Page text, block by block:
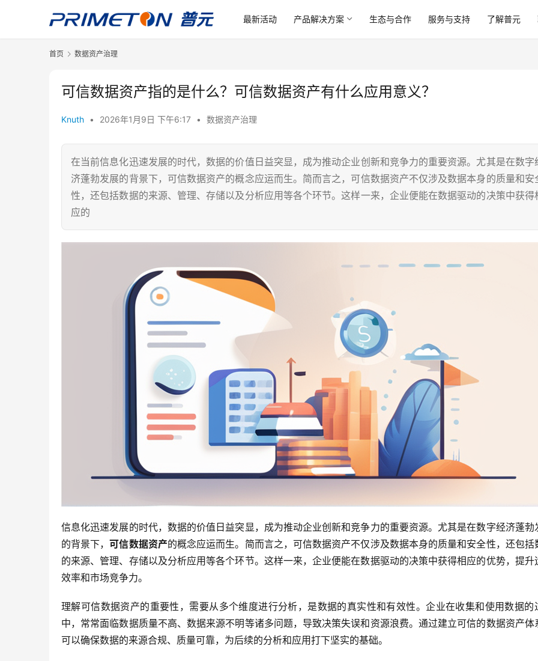
最新活动 产品解决方案 生态与合作 服务与支持 了解普元
首页 数据资产治理
可信数据资产指的是什么？可信数据资产有什么应用意义？
Knuth • 2026年1月9日 下午6:17 • 数据资产治理
在当前信息化迅速发展的时代，数据的价值日益突显，成为推动企业创新和竞争力的重要资源。尤其是在数字
济蓬勃发展的背景下，可信数据资产的概念应运而生。简而言之，可信数据资产不仅涉及数据本身的质量和安
性，还包括数据的来源、管理、存储以及分析应用等各个环节。这样一来，企业便能在数据驱动的决策中获得
应的
信息化迅速发展的时代，数据的价值日益突显，成为推动企业创新和竞争力的重要资源。尤其是在数字经济蓬勃
的背景下，可信数据资产的概念应运而生。简而言之，可信数据资产不仅涉及数据本身的质量和安全性，还包括
的来源、管理、存储以及分析应用等各个环节。这样一来，企业便能在数据驱动的决策中获得相应的优势，提升
效率和市场竞争力。
理解可信数据资产的重要性，需要从多个维度进行分析，是数据的真实性和有效性。企业在收集和使用数据的
中，常常面临数据质量不高、数据来源不明等诸多问题，导致决策失误和资源浪费。通过建立可信的数据资产体
可以确保数据的来源合规、质量可靠，为后续的分析和应用打下坚实的基础。